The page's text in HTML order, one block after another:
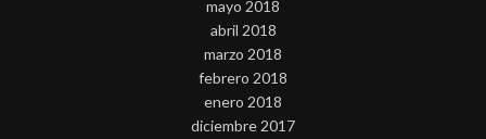
mayo 2018
abril 2018
marzo 2018
febrero 2018
enero 2018
diciembre 2017